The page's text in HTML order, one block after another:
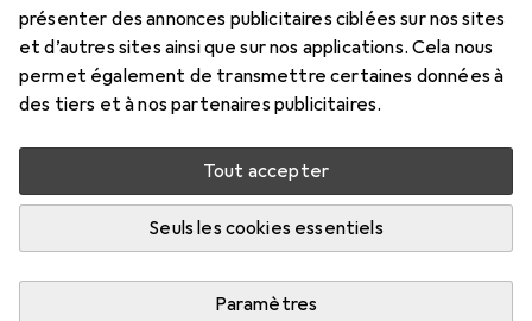
présenter des annonces publicitaires ciblées sur nos sites
et d’autres sites ainsi que sur nos applications. Cela nous
permet également de transmettre certaines données à
des tiers et à nos partenaires publicitaires.
Tout accepter
Seuls les cookies essentiels
Paramètres
Outils pneumatiques : accessoires les
mieux notés